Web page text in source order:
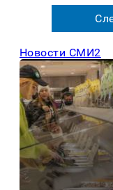
Новости СМИ2